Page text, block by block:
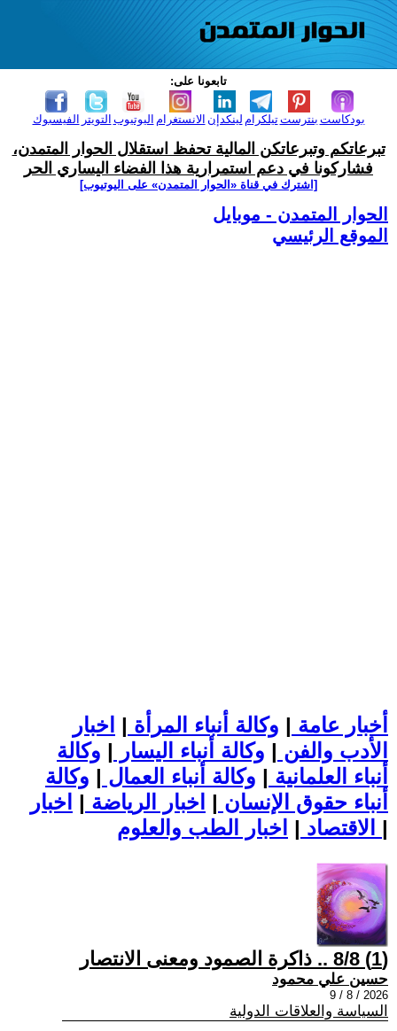
تابعونا على:
الفيسبوك التويتر اليوتيوب الانستغرام لينكدإن تيلكرامبنترست بودكاست
تبرعاتكم وتبرعاتكن المالية تحفظ استقلال الحوار المتمدن،
فشاركونا في دعم استمرارية هذا الفضاء اليساري الحر
[اشترك في قناة ‫«الحوار المتمدن» على اليوتيوب]
الحوار المتمدن - موبايل
الموقع الرئيسي
أخبار عامة | وكالة أنباء المرأة | اخبار
الأدب والفن | وكالة أنباء اليسار | وكالة
أنباء العلمانية | وكالة أنباء العمال | وكالة
أنباء حقوق الإنسان | اخبار الرياضة | اخبار
الاقتصاد | |
(1) 8/8 .. ذاكرة الصمود ومعنى الانتصار
حسين علي محمود
2026 / 8 / 9
السياسة والعلاقات الدولية